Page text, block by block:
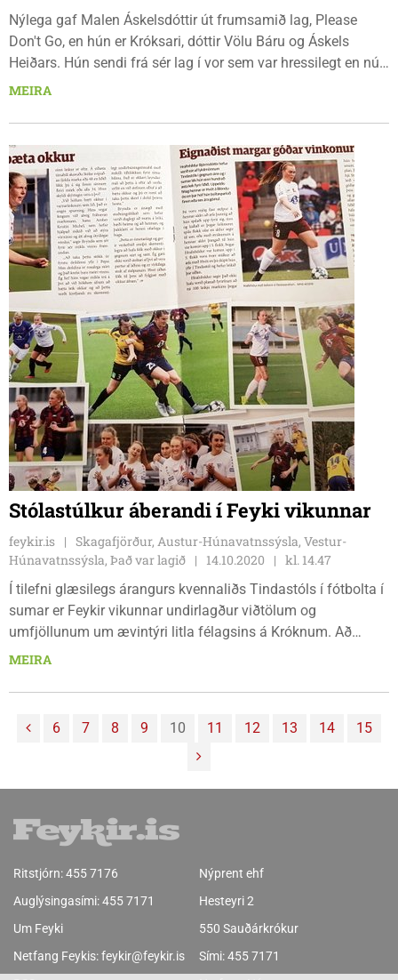
Nýlega gaf Malen Áskelsdóttir út frumsamið lag, Please
Don't Go, en hún er Króksari, dóttir Völu Báru og Áskels
Heiðars. Hún sendi frá sér lag í vor sem var hressilegt en nú
er hún á ljúfari nótum. Malen var í söngnámi í
hljómborð og gítar. Fyrst lærði hún þó á fiðlu hjá Kristínu
Höllu. Malen segir lesendum frá því hvernig lagið varð til.
MEIRA
Stólastúlkur áberandi í Feyki vikunnar
feykir.is
Skagafjörður, Austur-Húnavatnssýsla, Vestur-
Húnavatnssýsla, Það var lagið
14.10.2020
kl. 14.47
Í tilefni glæsilegs árangurs kvennaliðs Tindastóls í fótbolta í
sumar er Feykir vikunnar undirlagður viðtölum og
umfjöllunum um ævintýri litla félagsins á Króknum. Að
sjálfsögðu er annað bráðgott efni líka og dugar ekki minna
Stóru-Ásgeirsá í Húnaþingi setti á sig svuntuna og er
sem fyrsta rétt og svo kjötsúpu fyrir hálft hundrað manns. Í
leiðara eru smá hugrenningar um nýja stjórnarskrá og
MEIRA
6 7 8 9 10 11 12 13 14 15
Ritstjórn:455 7176
Auglýsingasími:455 7171
Um Feyki
Netfang Feykis:feykir@feykir.is
Nýprent ehf
Hesteyri 2
550 Sauðárkrókur
Sími:455 7171